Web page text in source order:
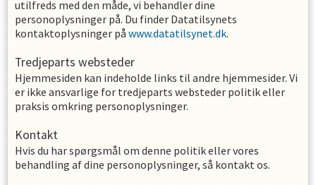
utilfreds med den måde, vi behandler dine
personoplysninger på. Du finder Datatilsynets
kontaktoplysninger påwww.datatilsynet.dk.
Tredjeparts websteder
Hjemmesiden kan indeholde links til andre hjemmesider. Vi
er ikke ansvarlige for tredjeparts websteder politik eller
praksis omkring personoplysninger.
Kontakt
Hvis du har spørgsmål om denne politik eller vores
behandling af dine personoplysninger, så kontakt os.